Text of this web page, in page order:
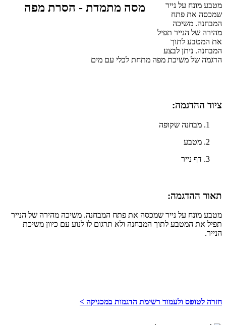
מטבע מונח על נייר
שמכסה את פתח
המבחנה. משיכה
מהירה של הנייר תפיל
את המטבע לתוך
המבחנה. ניתן לבצע
הדגמה של משיכת מפה מתחת לכלי עם מים
ציוד ההדגמה:
מבחנה שקופה
מטבע
דף נייר
תאור ההדגמה:
מטבע מונח על נייר שמכסה את פתח המבחנה. משיכה מהירה של הנייר
תפיל את המטבע לתוך המבחנה ולא תרגום לו לנוע עם כיוון משיכת
הנייר.
חזרה לטופס ולעמוד רשימת הדגמות במכניקה >